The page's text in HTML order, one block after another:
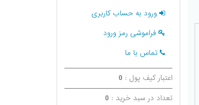
ورود به حساب کاربری
فراموشی رمز ورود
تماس با ما
اعتبار کیف پول : 0
تعداد در سبد خرید : 0